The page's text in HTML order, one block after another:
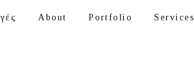
About Portfolio Services